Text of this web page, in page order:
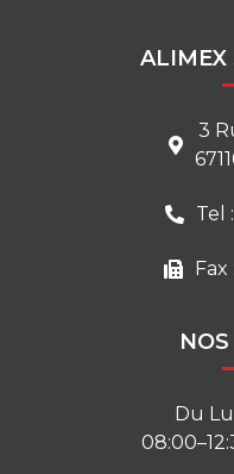
ALIMEX
3
Tel
Fax
Du